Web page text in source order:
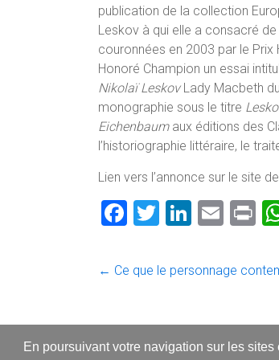
En poursuivant votre navigation sur les
publication de la collection
Leskov à qui elle a consacré
couronnées en 2003 par le Prix
Honoré Champion un essai
Nikolaï LeskovLady Macbeth
monographie sous le titre
Eichenbaumaux éditions des
l’historiographie littéraire, le
Lien vers l’annonce sur le site de
F
ce
ok
T
tt
Li
e
E
ai
Pr
t
← Ce que le personnage